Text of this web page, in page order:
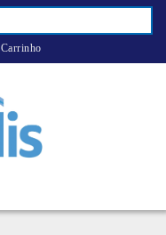
Carrinho